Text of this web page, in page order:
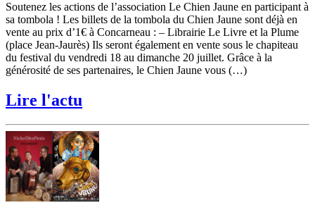
Soutenez les actions de l’association Le Chien Jaune en participant à
sa tombola ! Les billets de la tombola du Chien Jaune sont déjà en
vente au prix d’1€ à Concarneau : – Librairie Le Livre et la Plume
(place Jean-Jaurès) Ils seront également en vente sous le chapiteau
du festival du vendredi 18 au dimanche 20 juillet. Grâce à la
générosité de ses partenaires, le Chien Jaune vous (…)
Lire l'actu